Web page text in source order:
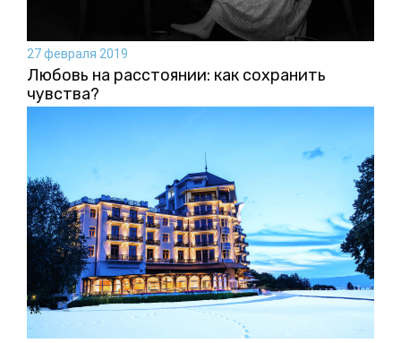
27 февраля 2019
Любовь на расстоянии: как сохранить
чувства?